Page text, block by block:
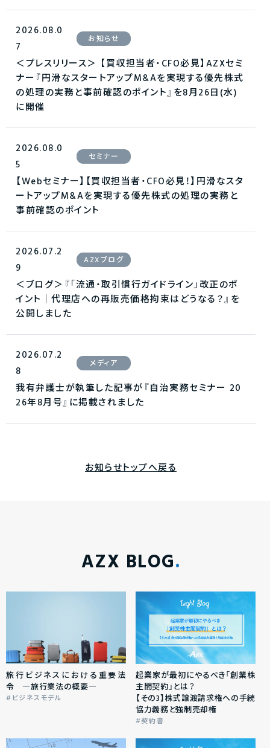
2026.08.0
7
お知らせ
＜プレスリリース＞ 【買収担当者・CFO必見】AZXセミ
ナー『円滑なスタートアップM&Aを実現する優先株式
の処理の実務と事前確認のポイント』を8月26日(水)
に開催
2026.08.0
5
セミナー
【Webセミナー】【買収担当者・CFO必見！】円滑なスタ
ートアップM&Aを実現する優先株式の処理の実務と
事前確認のポイント
2026.07.2
9
AZXブログ
＜ブログ＞『「流通・取引慣行ガイドライン」改正のポ
イント｜代理店への再販売価格拘束はどうなる？』を
公開しました
2026.07.2
8
メディア
我有弁護士が執筆した記事が『自治実務セミナー 20
26年8月号』に掲載されました
お知らせトップへ戻る
AZX BLOG
旅行ビジネスにおける重要法
令 ―旅行業法の概要―
ビジネスモデル
起業家が最初にやるべき「創業株
主間契約」とは？
【その3】株式譲渡請求権への手続
協力義務と強制売却権
契約書